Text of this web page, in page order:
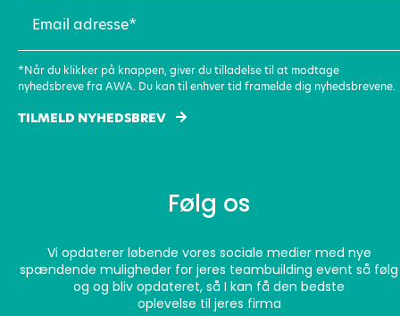
adresse
(Påkrævet)
*Når du klikker på knappen, giver du tilladelse til at modtage
nyhedsbreve fra AWA. Du kan til enhver tid framelde dig nyhedsbrevene.
TILMELD NYHEDSBREV
Følg os
Vi opdaterer løbende vores sociale medier med nye
spændende muligheder for jeres teambuilding event så følg
og og bliv opdateret, så I kan få den bedste
oplevelse til jeres firma